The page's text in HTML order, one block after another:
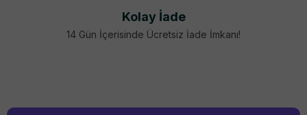
Kolay İade
14 Gün İçerisinde Ücretsiz İade İmkanı!